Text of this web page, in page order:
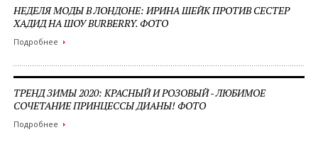
НЕДЕЛЯ МОДЫ В ЛОНДОНЕ: ИРИНА ШЕЙК ПРОТИВ СЕСТЕР
ХАДИД НА ШОУ BURBERRY. ФОТО
Подробнее
ТРЕНД ЗИМЫ 2020: КРАСНЫЙ И РОЗОВЫЙ - ЛЮБИМОЕ
СОЧЕТАНИЕ ПРИНЦЕССЫ ДИАНЫ! ФОТО
Подробнее